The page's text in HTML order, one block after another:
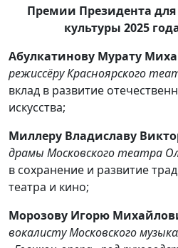
Премии Президента
культуры 2025
Абулкатинову Мурату
режиссёру Красноярского
вклад в развитие
искусства;
Миллеру Владиславу
драмы Московского театра
в сохранение и развитие
театра и кино;
Морозову Игорю
вокалисту Московского